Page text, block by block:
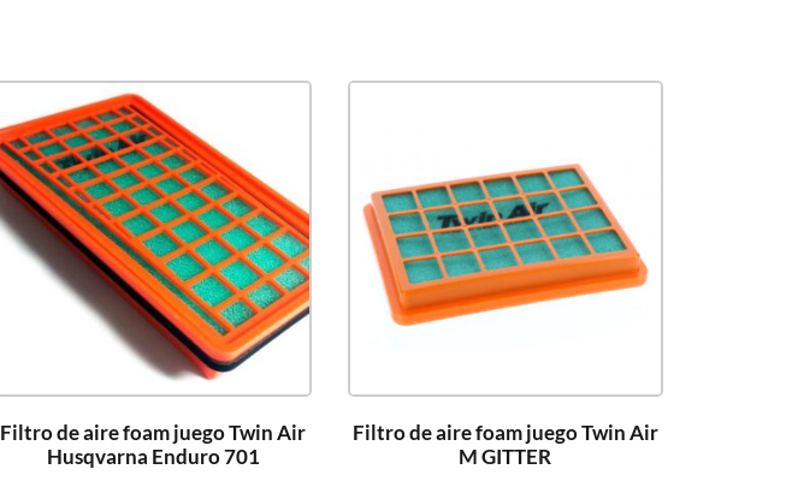
Filtro de aire foam juego Twin Air
Husqvarna Enduro 701
Filtro de aire foam juego Twin Air
M GITTER